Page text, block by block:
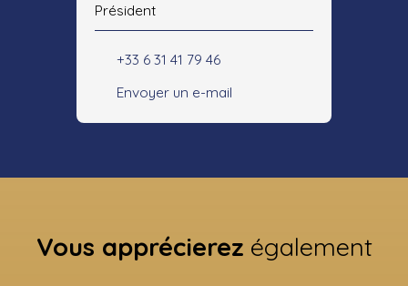
Président
+33 6 31 41 79 46
Envoyer un e-mail
Vous apprécierez également